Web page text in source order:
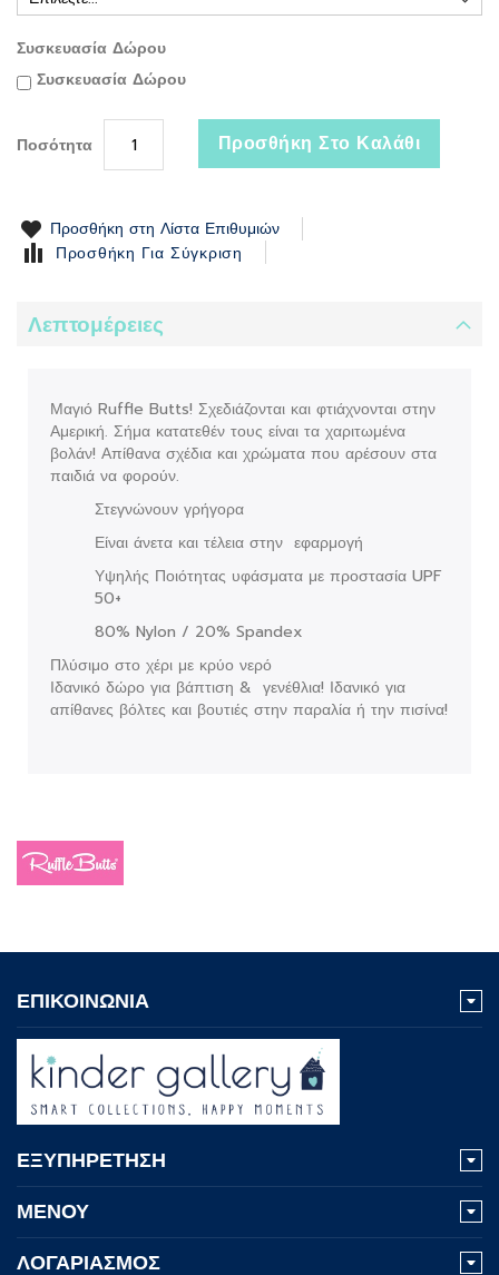
Συσκευασία Δώρου
Συσκευασία Δώρου
Ποσότητα Προσθήκη Στο Καλάθι
Προσθήκη στη Λίστα Επιθυμιών
Προσθήκη Για Σύγκριση
Λεπτομέρειες
Μαγιό Ruffle Butts! Σχεδιάζονται και φτιάχνονται στην
Αμερική. Σήμα κατατεθέν τους είναι τα χαριτωμένα
βολάν! Απίθανα σχέδια και χρώματα που αρέσουν στα
παιδιά να φορούν.
Στεγνώνουν γρήγορα
Είναι άνετα και τέλεια στην εφαρμογή
Υψηλής Ποιότητας υφάσματα με προστασία UPF
50+
80% Nylon / 20% Spandex
Πλύσιμο στο χέρι με κρύο νερό
Ιδανικό δώρο για βάπτιση & γενέθλια! Ιδανικό για
απίθανες βόλτες και βουτιές στην παραλία ή την πισίνα!
ΕΠΙΚΟΙΝΩΝΙΑ
ΕΞΥΠΗΡΕΤΗΣΗ
ΜΕΝΟΥ
ΛΟΓΑΡΙΑΣΜΟΣ